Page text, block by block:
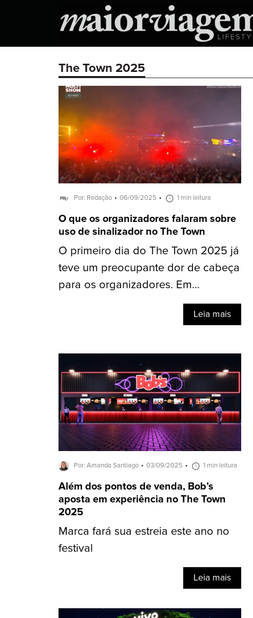
The Town 2025
Por: Redação 06/09/2025 1 min leitura
O que os organizadores falaram sobre
uso de sinalizador no The Town
O primeiro dia do The Town 2025 já
teve um preocupante dor de cabeça
para os organizadores. Em...
Leia mais
Por: Amanda Santiago 03/09/2025 1 min leitura
Além dos pontos de venda, Bob’s
aposta em experiência no The Town
2025
Marca fará sua estreia este ano no
festival
Leia mais